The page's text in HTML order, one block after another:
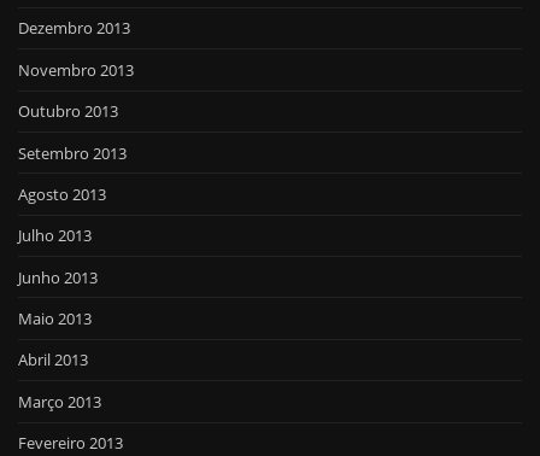
Dezembro 2013
Novembro 2013
Outubro 2013
Setembro 2013
Agosto 2013
Julho 2013
Junho 2013
Maio 2013
Abril 2013
Março 2013
Fevereiro 2013